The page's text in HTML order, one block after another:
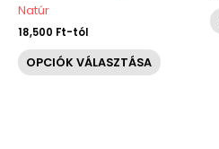
Natúr
18,500 Ft-tól
OPCIÓK VÁLASZTÁSA változatok